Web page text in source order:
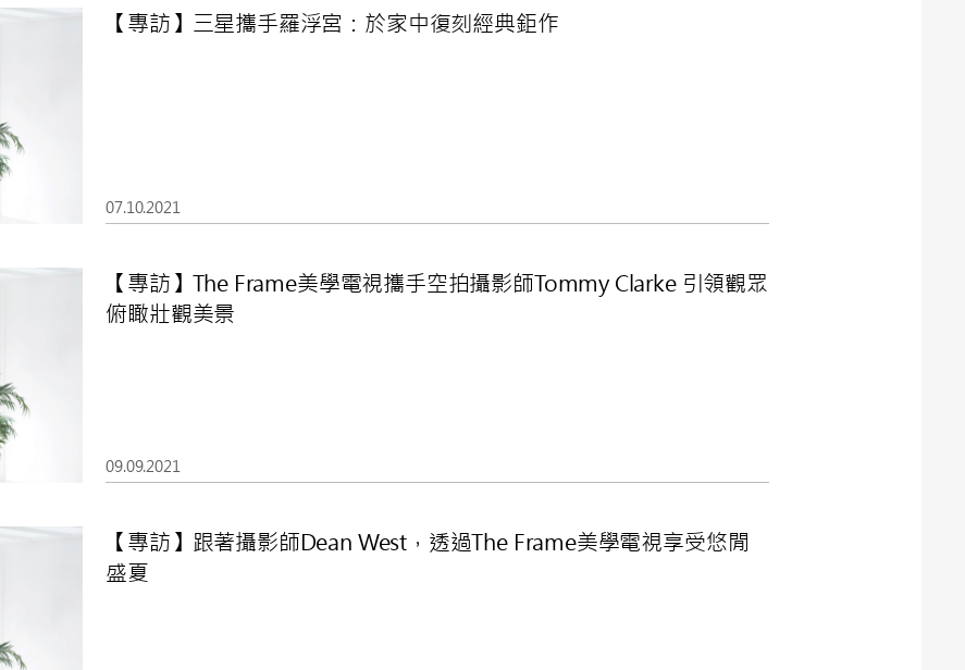
【專訪】三星攜手羅浮宮：於家中復刻經典鉅作
07.10.2021
【專訪】The Frame美學電視攜手空拍攝影師Tommy Clarke 引領觀眾
俯瞰壯觀美景
09.09.2021
【專訪】跟著攝影師Dean West，透過The Frame美學電視享受悠閒
盛夏